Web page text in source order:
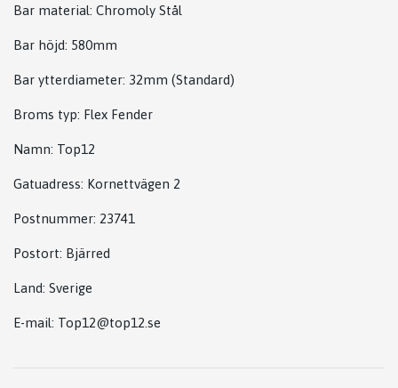
Bar material: Chromoly Stål
Bar höjd: 580mm
Bar ytterdiameter: 32mm (Standard)
Broms typ: Flex Fender
Namn: Top12
Gatuadress: Kornettvägen 2
Postnummer: 23741
Postort: Bjärred
Land: Sverige
E-mail: Top12@top12.se